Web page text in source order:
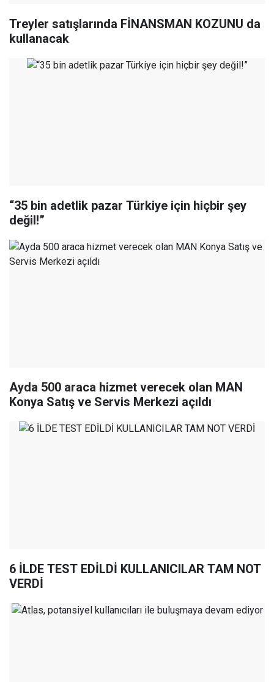
Treyler satışlarında FİNANSMAN KOZUNU da
“35 bin adetlik pazar Türkiye için hiçbir şey
değil!”
Ayda 500 araca hizmet verecek olan MAN
Konya Satış ve Servis Merkezi açıldı
6 İLDE TEST EDİLDİ KULLANICILAR TAM NOT
VERDİ